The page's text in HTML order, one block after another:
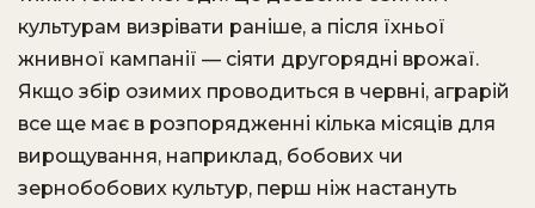
культурам визрівати раніше, а після їхньої
жнивної кампанії — сіяти другорядні врожаї.
Якщо збір озимих проводиться в червні, аграрій
все ще має в розпорядженні кілька місяців для
вирощування, наприклад, бобових чи
зернобобових культур, перш ніж настануть